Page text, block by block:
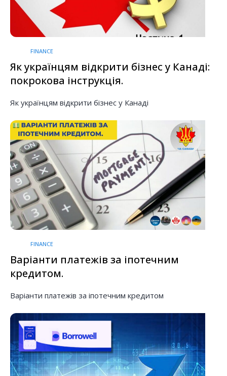
FINANCE
Як українцям відкрити бізнес у Канаді:
покрокова інструкція.
Як українцям відкрити бізнес у Канаді
FINANCE
Варіанти платежів за іпотечним
кредитом.
Варіанти платежів за іпотечним кредитом